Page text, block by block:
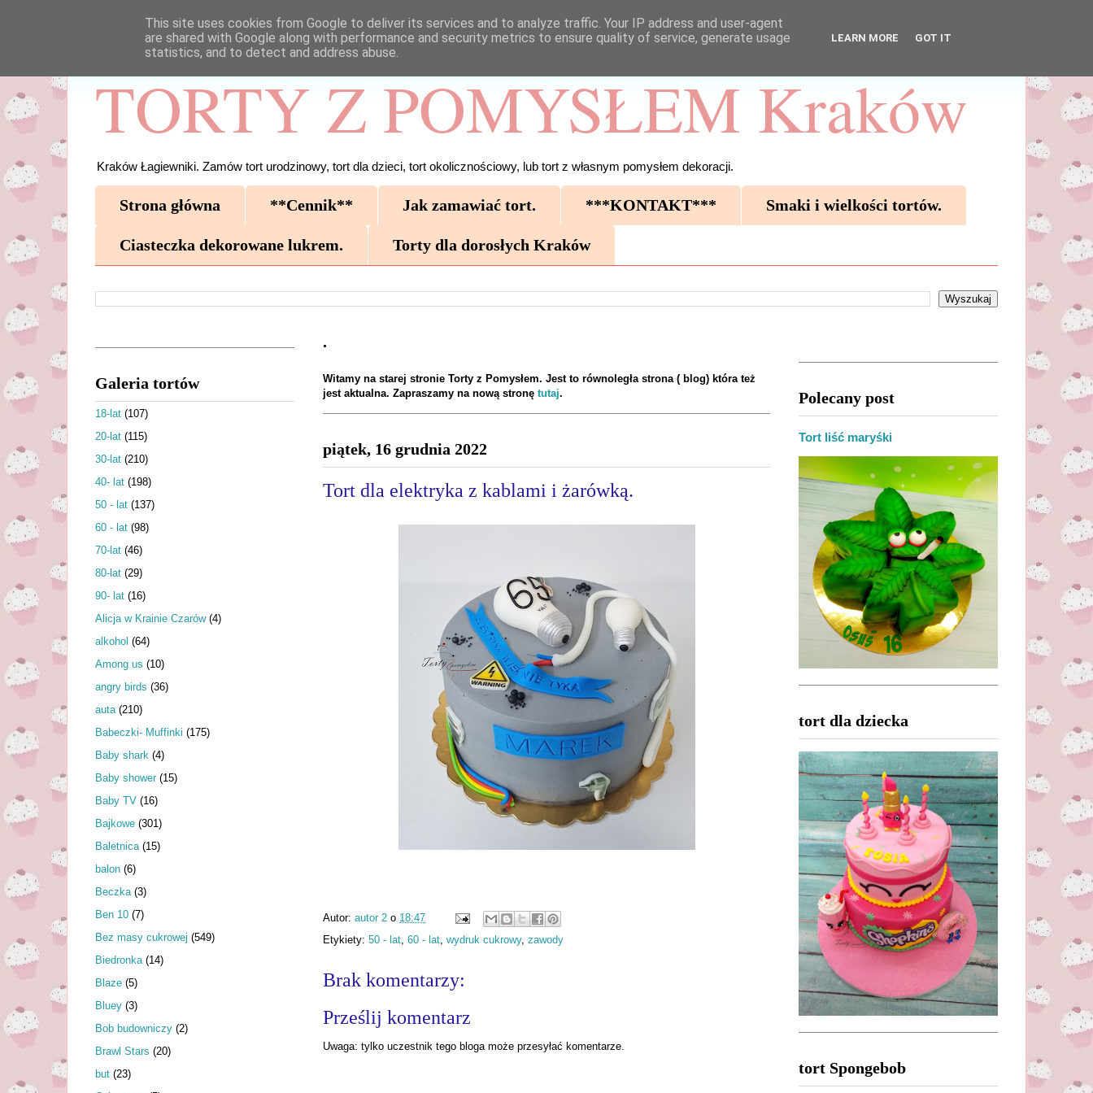
TORTY Z POMYSŁEM Kraków
Kraków Łagiewniki. Zamów tort urodzinowy, tort dla dzieci, tort okolicznościowy, lub tort z własnym pomysłem dekoracji.
Strona główna **Cennik** Jak zamawiać tort. ***KONTAKT*** Smaki i wielkości tortów.
Ciasteczka dekorowane lukrem. Torty dla dorosłych Kraków
.
Witamy na starej stronie Torty z Pomysłem. Jest to równoległa strona ( blog) która też
jest aktualna. Zapraszamy na nową stronę tutaj.
piątek, 16 grudnia 2022
Tort dla elektryka z kablami i żarówką.
Autor: autor 2 o 18:47
Etykiety: 50 - lat 60 - lat wydruk cukrowy, zawody
Brak komentarzy:
Prześlij komentarz
Uwaga: tylko uczestnik tego bloga może przesyłać komentarze.
Galeria tortów
18-lat (107)
20-lat (115)
30-lat (210)
40- lat (198)
50 - lat (137)
60 - lat (98)
70-lat (46)
80-lat (29)
90- lat (16)
Alicja w Krainie Czarów (4)
alkohol (64)
Among us (10)
angry birds (36)
auta (210)
Babeczki- Muffinki (175)
Baby shark (4)
Baby shower (15)
Baby TV (16)
Bajkowe (301)
Baletnica (15)
balon (6)
Beczka (3)
Ben 10 (7)
Bez masy cukrowej (549)
Biedronka (14)
Blaze (5)
Bluey (3)
Bob budowniczy (2)
Brawl Stars (20)
but (23)
Polecany post
Tort liść maryśki
tort dla dziecka
tort Spongebob
This site uses cookies from Google to deliver its services and to analyze traffic. Your IP address and user-agent
are shared with Google along with performance and security metrics to ensure quality of service, generate usage
statistics, and to detect and address abuse.
LEARN MORE GOT IT